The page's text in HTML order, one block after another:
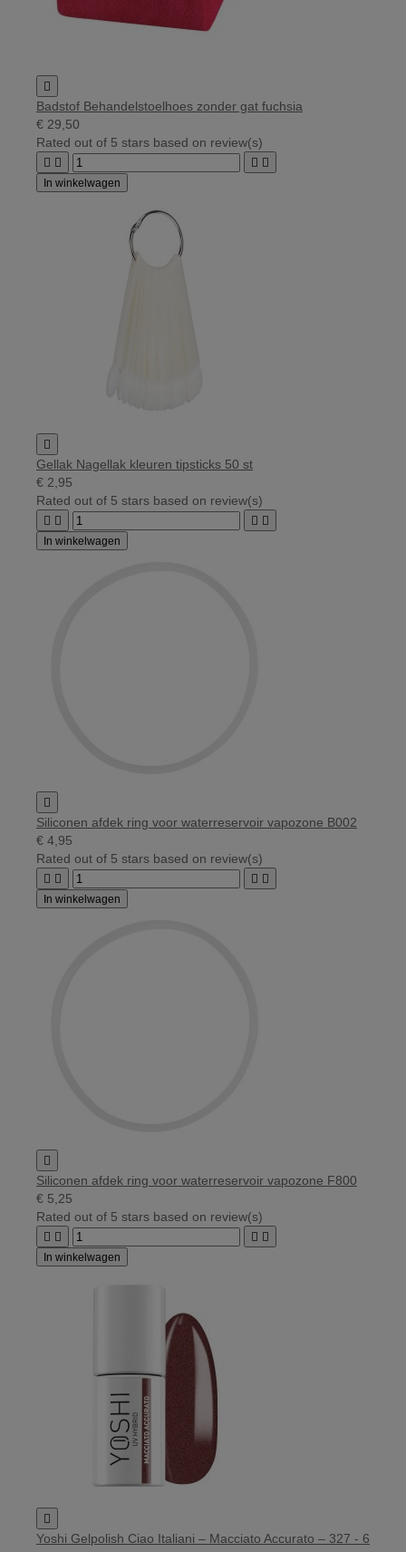

Badstof Behandelstoelhoes zonder gat fuchsia
€ 29,50
Rated out of 5 stars based on review(s)
   
In winkelwagen

Gellak Nagellak kleuren tipsticks 50 st
€ 2,95
Rated out of 5 stars based on review(s)
   
In winkelwagen

Siliconen afdek ring voor waterreservoir vapozone B002
€ 4,95
Rated out of 5 stars based on review(s)
   
In winkelwagen

Siliconen afdek ring voor waterreservoir vapozone F800
€ 5,25
Rated out of 5 stars based on review(s)
   
In winkelwagen

Yoshi Gelpolish Ciao Italiani – Macciato Accurato – 327 - 6